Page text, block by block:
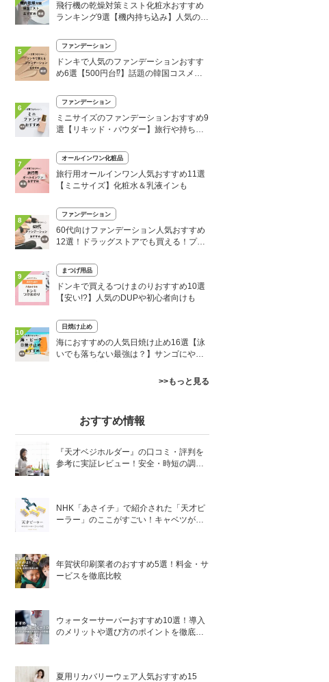
飛行機の乾燥対策ミスト化粧水おすすめ
ランキング9選【機内持ち込み】人気の保
5
ファンデーション
ドンキで人気のファンデーションおすす
め6選【500円台⁉】話題の韓国コスメや
6
ファンデーション
ミニサイズのファンデーションおすすめ9
選【リキッド・パウダー】旅行や持ち運
7
オールインワン化粧品
旅行用オールインワン人気おすすめ11選
【ミニサイズ】化粧水＆乳液インも
8
ファンデーション
60代向けファンデーション人気おすすめ
12選！ドラッグストアでも買える！プチ
9
まつげ用品
ドンキで買えるつけまのりおすすめ10選
【安い!?】人気のDUPや初心者向けも
10
日焼け止め
海におすすめの人気日焼け止め16選【泳
いでも落ちない最強は？】サンゴにやさ
>>もっと見る
おすすめ情報
『天才ベジホルダー』の口コミ・評判を
参考に実証レビュー！安全・時短の調理
NHK「あさイチ」で紹介された「天才ピ
ーラー」のここがすごい！キャベツがほ
年賀状印刷業者のおすすめ5選！料金・サ
ービスを徹底比較
ウォーターサーバーおすすめ10選！導入
のメリットや選び方のポイントを徹底解
夏用リカバリーウェア人気おすすめ15